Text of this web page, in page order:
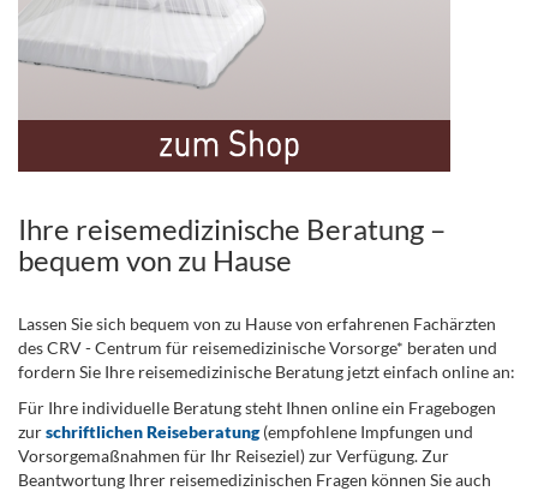
Ihre reisemedizinische Beratung –
bequem von zu Hause
Lassen Sie sich bequem von zu Hause von erfahrenen Fachärzten
des CRV - Centrum für reisemedizinische Vorsorge* beraten und
fordern Sie Ihre reisemedizinische Beratung jetzt einfach online an:
Für Ihre individuelle Beratung steht Ihnen online ein Fragebogen
zurschriftlichen Reiseberatung(empfohlene Impfungen und
Vorsorgemaßnahmen für Ihr Reiseziel) zur Verfügung. Zur
Beantwortung Ihrer reisemedizinischen Fragen können Sie auch